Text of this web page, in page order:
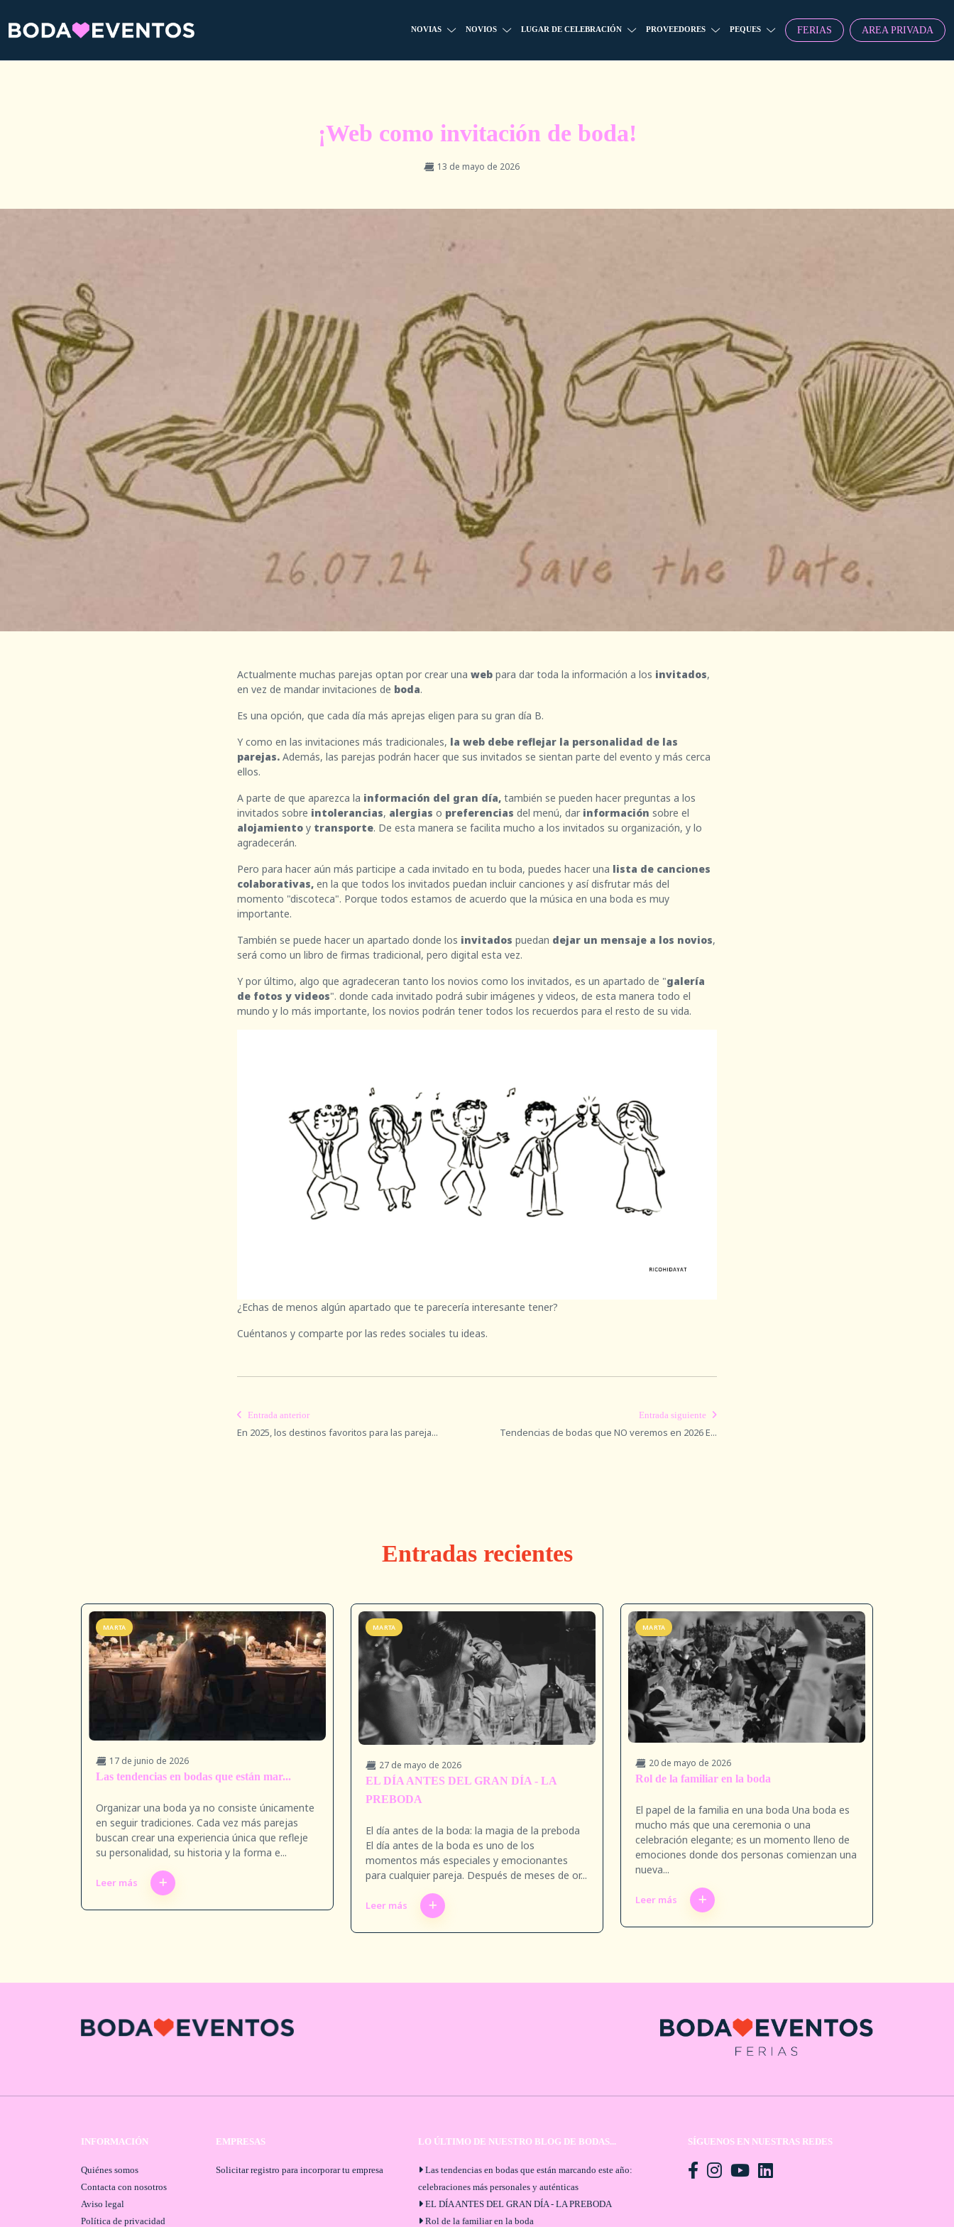
NOVIAS NOVIOS LUGAR DE CELEBRACIÓN PROVEEDORES PEQUES FERIAS AREA PRIVADA
¡Web como invitación de boda!
13 de mayo de 2026
Actualmente muchas parejas optan por crear una web para dar toda la información a los invitados,
en vez de mandar invitaciones de boda.
Es una opción, que cada día más aprejas eligen para su gran día B.
Y como en las invitaciones más tradicionales, la web debe reflejar la personalidad de las
parejas. Además, las parejas podrán hacer que sus invitados se sientan parte del evento y más cerca
ellos.
A parte de que aparezca la información del gran día, también se pueden hacer preguntas a los
invitados sobre intolerancias, alergias o preferencias del menú, dar información sobre el
alojamiento y transporte. De esta manera se facilita mucho a los invitados su organización, y lo
agradecerán.
Pero para hacer aún más participe a cada invitado en tu boda, puedes hacer una lista de canciones
colaborativas, en la que todos los invitados puedan incluir canciones y así disfrutar más del
momento "discoteca". Porque todos estamos de acuerdo que la música en una boda es muy
importante.
También se puede hacer un apartado donde los invitados puedan dejar un mensaje a los novios,
será como un libro de firmas tradicional, pero digital esta vez.
Y por último, algo que agradeceran tanto los novios como los invitados, es un apartado de "galería
de fotos y videos". donde cada invitado podrá subir imágenes y videos, de esta manera todo el
mundo y lo más importante, los novios podrán tener todos los recuerdos para el resto de su vida.
¿Echas de menos algún apartado que te parecería interesante tener?
Cuéntanos y comparte por las redes sociales tu ideas.
Entrada anterior
En 2025, los destinos favoritos para las pareja...
Entrada siguiente
Tendencias de bodas que NO veremos en 2026 E...
Entradas recientes
MARTA
17 de junio de 2026
Las tendencias en bodas que están mar...
Organizar una boda ya no consiste únicamente
en seguir tradiciones. Cada vez más parejas
buscan crear una experiencia única que refleje
su personalidad, su historia y la forma e...
Leer más
MARTA
27 de mayo de 2026
EL DÍA ANTES DEL GRAN DÍA - LA
PREBODA
El día antes de la boda: la magia de la preboda
El día antes de la boda es uno de los
momentos más especiales y emocionantes
para cualquier pareja. Después de meses de or...
Leer más
MARTA
20 de mayo de 2026
Rol de la familiar en la boda
El papel de la familia en una boda Una boda es
mucho más que una ceremonia o una
celebración elegante; es un momento lleno de
emociones donde dos personas comienzan una
nueva...
Leer más
INFORMACIÓN
Quiénes somos
Contacta con nosotros
Aviso legal
Política de privacidad
EMPRESAS
Solicitar registro para incorporar tu empresa
LO ÚLTIMO DE NUESTRO BLOG DE BODAS...
Las tendencias en bodas que están marcando este año:
celebraciones más personales y auténticas
EL DÍA ANTES DEL GRAN DÍA - LA PREBODA
Rol de la familiar en la boda
SÍGUENOS EN NUESTRAS REDES